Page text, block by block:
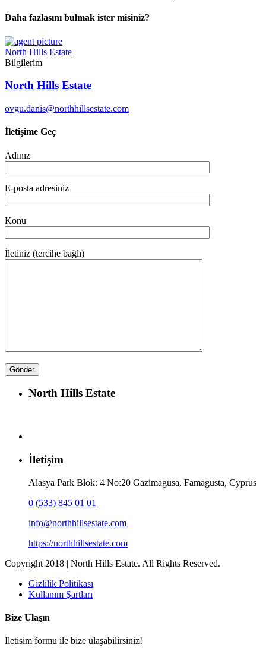
Daha fazlasını bulmak ister misiniz?
North Hills Estate
Bilgilerim
North Hills Estate
ovgu.danis@northhillsestate.com
İletişime Geç
Adınız
E-posta adresiniz
Konu
İletiniz (tercihe bağlı)
North Hills Estate
İletişim
Alasya Park Blok: 4 No:20 Gazimagusa, Famagusta, Cyprus
0 (533) 845 01 01
info@northhillsestate.com
https://northhillsestate.com
Copyright 2018 | North Hills Estate. All Rights Reserved.
Gizlilik Politikası
Kullanım Şartları
Bize Ulaşın
Iletisim formu ile bize ulaşabilirsiniz!